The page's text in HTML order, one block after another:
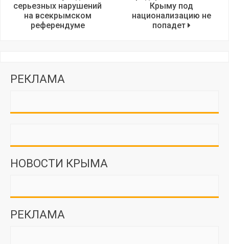
серьезных нарушений
на всекрымском
референдуме
Крыму под
национализацию не
попадет
РЕКЛАМА
НОВОСТИ КРЫМА
РЕКЛАМА